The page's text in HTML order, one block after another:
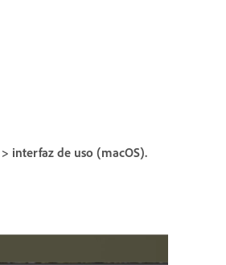
> interfaz de uso (macOS).